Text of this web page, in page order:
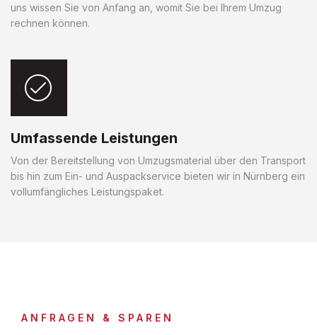
uns wissen Sie von Anfang an, womit Sie bei Ihrem Umzug
rechnen können.
Umfassende Leistungen
Von der Bereitstellung von Umzugsmaterial über den Transport
bis hin zum Ein- und Auspackservice bieten wir in Nürnberg ein
vollumfängliches Leistungspaket.
ANFRAGEN & SPAREN